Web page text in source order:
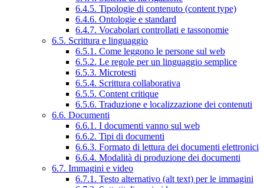
6.4.5. Tipologie di contenuto (content type)
6.4.6. Ontologie e standard
6.4.7. Vocabolari controllati e tassonomie
6.5. Scrittura e linguaggio
6.5.1. Come leggono le persone sul web
6.5.2. Le regole per un linguaggio semplice
6.5.3. Microtesti
6.5.4. Scrittura collaborativa
6.5.5. Content critique
6.5.6. Traduzione e localizzazione dei contenuti
6.6. Documenti
6.6.1. I documenti vanno sul web
6.6.2. Tipi di documenti
6.6.3. Formato di lettura dei documenti elettronici
6.6.4. Modalità di produzione dei documenti
6.7. Immagini e video
6.7.1. Testo alternativo (alt text) per le immagini